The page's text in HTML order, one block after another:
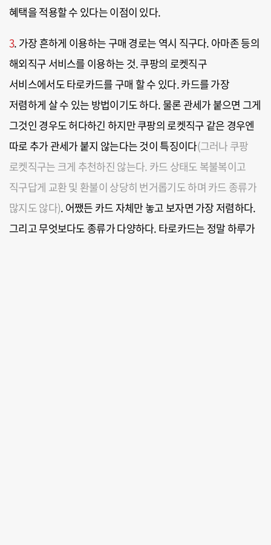
혜택을 적용할 수 있다는 이점이 있다.
3. 가장 흔하게 이용하는 구매 경로는 역시 직구다. 아마존 등의
해외직구 서비스를 이용하는 것. 쿠팡의 로켓직구
서비스에서도 타로카드를 구매 할 수 있다. 카드를 가장
저렴하게 살 수 있는 방법이기도 하다. 물론 관세가 붙으면 그게
그것인 경우도 허다하긴 하지만 쿠팡의 로켓직구 같은 경우엔
따로 추가 관세가 붙지 않는다는 것이 특징이다(그러나 쿠팡
로켓직구는 크게 추천하진 않는다. 카드 상태도 복불복이고
직구답게 교환 및 환불이 상당히 번거롭기도 하며 카드 종류가
많지도 않다). 어쨌든 카드 자체만 놓고 보자면 가장 저렴하다.
그리고 무엇보다도 종류가 다양하다. 타로카드는 정말 하루가